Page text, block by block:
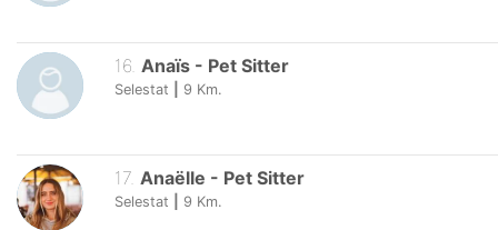
16 Anaïs - Pet Sitter
Selestat 9 Km.
17. Anaëlle - Pet Sitter
Selestat 9 Km.